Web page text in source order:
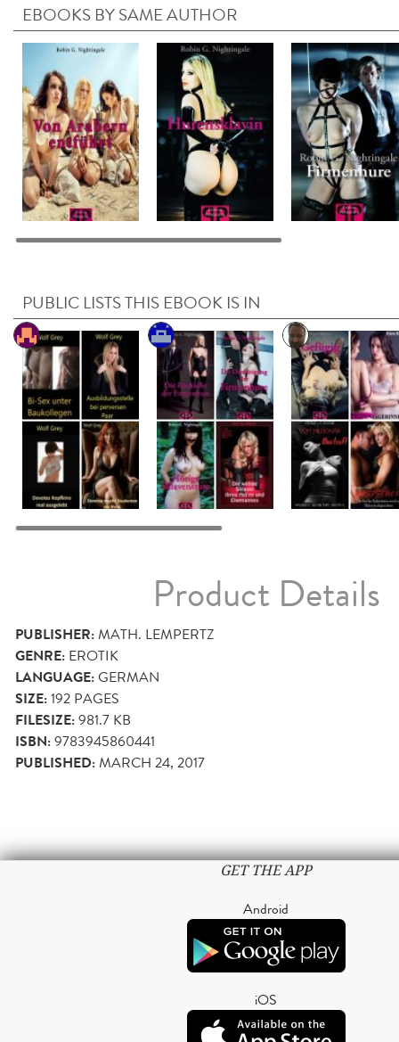
EBOOKS BY SAME AUTHOR
PUBLIC LISTS THIS EBOOK IS IN
Product Details
PUBLISHER:MATH. LEMPERTZ
GENRE: EROTIK
LANGUAGE:GERMAN
SIZE:192 PAGES
FILESIZE:981.7 KB
ISBN:9783945860441
PUBLISHED:MARCH 24, 2017
GET THE APP
Android
iOS